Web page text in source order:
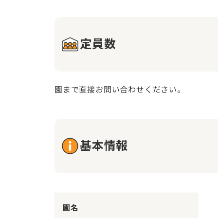
定員数
園まで直接お問い合わせください。
基本情報
園名